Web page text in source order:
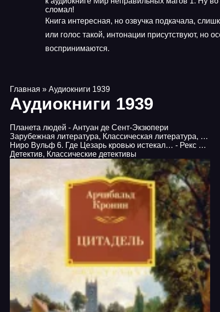
сломал!
Книга интересная, но озвучка подкачала,
или голос такой, интонации присутствуют, но
воспринимаются.
Главная » Аудиокниги 1939
Аудиокниги 1939
Планета людей - Антуан де Сент-Экзюпери
Зарубежная литература, Классическая литература,
Ниро Вульф 6. Где Цезарь кровью истекал… - Рекс Стаут
Детектив, Классические детективы